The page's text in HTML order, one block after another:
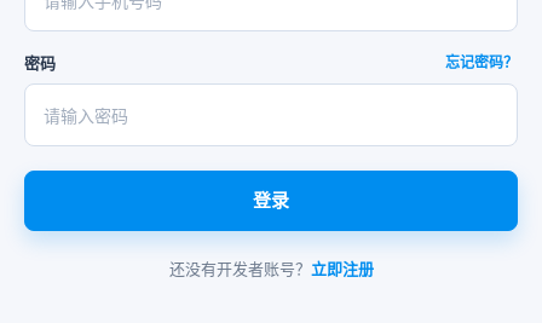
密码 忘记密码？
登录
还没有开发者账号？ 立即注册